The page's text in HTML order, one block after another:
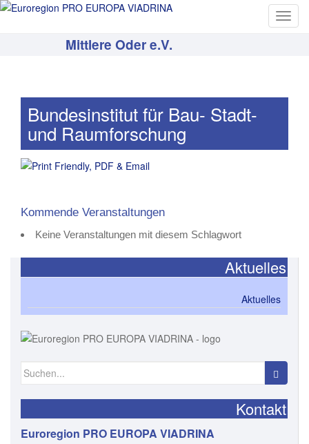
T
e
n
Mittlere Oder e.V.
Bundesinstitut für Bau- Stadt-
und Raumforschung
Kommende Veranstaltungen
Keine Veranstaltungen mit diesem Schlagwort
Aktuelles
Aktuelles
Suchen
Kontakt
Euroregion PRO EUROPA VIADRINA